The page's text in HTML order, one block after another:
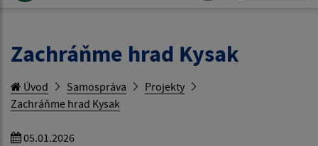
Zachráňme hrad Kysak
Úvod Samospráva
Projekty
Zachráňme hrad Kysak
05.01.2026